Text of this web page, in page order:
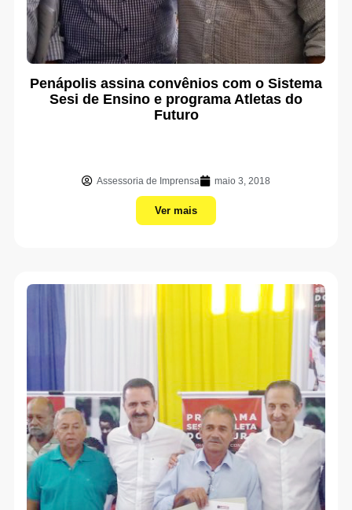
Penápolis assina convênios com o Sistema
Sesi de Ensino e programa Atletas do
Futuro
Assessoria de Imprensa maio 3, 2018
Ver mais